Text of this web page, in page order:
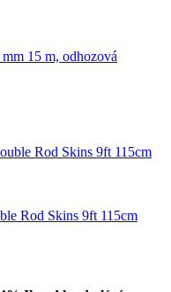
15 m, odhozová
Rod Skins 9ft 115cm